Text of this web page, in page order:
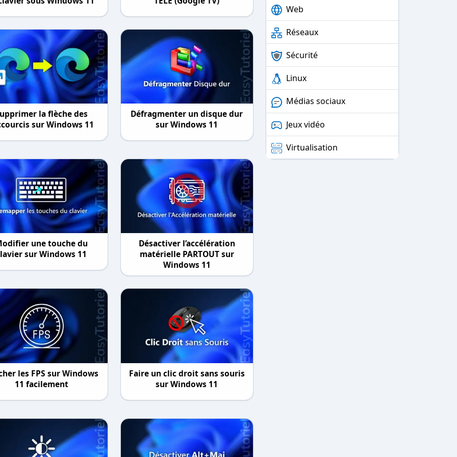
la flèche des
sur Windows 11
Défragmenter un disque dur
sur Windows 11
une touche du
sur Windows 11
Désactiver l’accélération
matérielle PARTOUT sur
Windows 11
les FPS sur Windows
11 facilement
Faire un clic droit sans souris
sur Windows 11
Web
Réseaux
Sécurité
Linux
Médias sociaux
Jeux vidéo
Virtualisation